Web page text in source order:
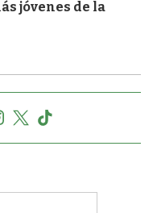
jóvenes de la